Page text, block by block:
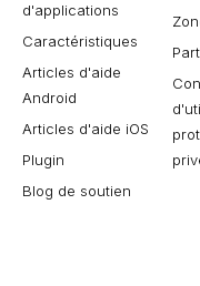
d'applications
Caractéristiques
Articles d'aide
Android
Articles d'aide iOS
Plugin
Blog de soutien